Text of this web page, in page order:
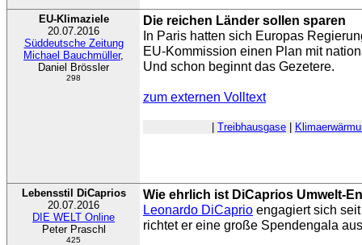
EU-Klimaziele
20.07.2016
Süddeutsche Zeitung
Michael Bauchmüller,
Daniel Brössler
298
Die reichen Länder sollen sparen
In Paris hatten sich Europas
EU-Kommission einen Plan mit
Und schon beginnt das Gezetere.
zum externen Volltext
Treibhausgase
Lebensstil DiCaprios
20.07.2016
DIE WELT Online
Peter Praschl
425
Wie ehrlich ist DiCaprios Umwelt-
Leonardo DiCaprio engagiert sich
richtet er eine große Spendengala